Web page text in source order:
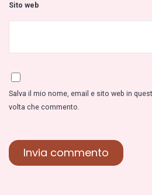
Sito web
Salva il mio nome, email e sito web in
volta che commento.